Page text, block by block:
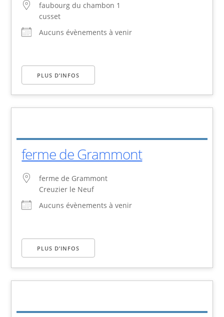
faubourg du chambon 1
cusset
Aucuns évènements à venir
PLUS D’INFOS
ferme de Grammont
ferme de Grammont
Creuzier le Neuf
Aucuns évènements à venir
PLUS D’INFOS